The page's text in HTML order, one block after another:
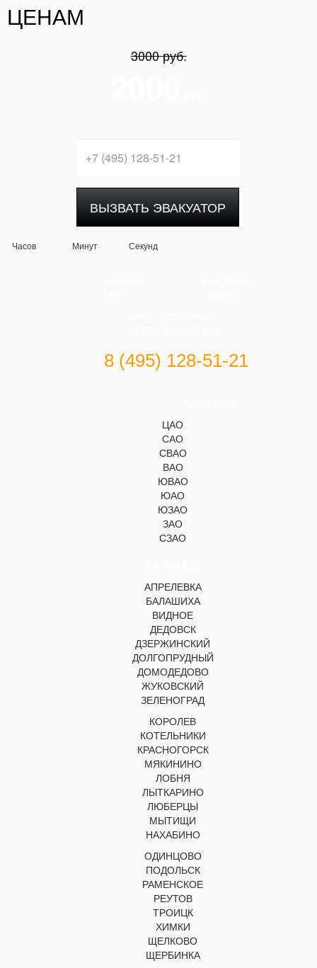
ЦЕНАМ
3000 руб.
Часов Минут Секунд
ВЫЗВАТЬ ЭВАКУАТОР
8 (495) 128-51-21
ЦАО
САО
СВАО
ВАО
ЮВАО
ЮАО
ЮЗАО
ЗАО
СЗАО
АПРЕЛЕВКА
БАЛАШИХА
ВИДНОЕ
ДЕДОВСК
ДЗЕРЖИНСКИЙ
ДОЛГОПРУДНЫЙ
ДОМОДЕДОВО
ЖУКОВСКИЙ
ЗЕЛЕНОГРАД
КОРОЛЕВ
КОТЕЛЬНИКИ
КРАСНОГОРСК
МЯКИНИНО
ЛОБНЯ
ЛЫТКАРИНО
ЛЮБЕРЦЫ
МЫТИЩИ
НАХАБИНО
ОДИНЦОВО
ПОДОЛЬСК
РАМЕНСКОЕ
РЕУТОВ
ТРОИЦК
ХИМКИ
ЩЕЛКОВО
ЩЕРБИНКА